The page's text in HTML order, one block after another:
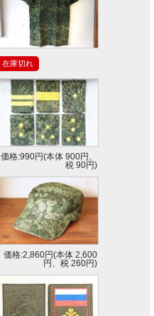
在庫切れ
価格:990円(本体 900円、
税 90円)
価格:2,860円(本体 2,600
円、税 260円)